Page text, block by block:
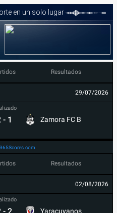
Resultados
29/07/2026
- 1 Zamora FC B
365Scores.com
Resultados
02/08/2026
- 2 Yaracuyanos